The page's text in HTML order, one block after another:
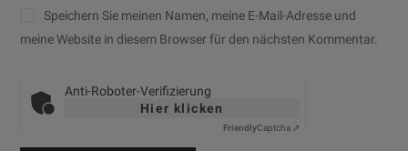
Speichern Sie meinen Namen, meine E-Mail-Adresse und
meine Website in diesem Browser für den nächsten Kommentar.
Anti-Roboter-Verifizierung
Hier klicken
FriendlyCaptcha ⇗